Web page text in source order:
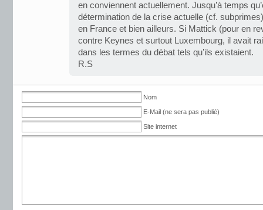
en conviennent actuellement. Jusqu’à temps
détermination de la crise actuelle (cf.
en France et bien ailleurs. Si Mattick (pour en
contre Keynes et surtout Luxembourg, il avait
dans les termes du débat tels qu’ils existaient.
R.S
Nom
E-Mail (ne sera pas publié)
Site internet